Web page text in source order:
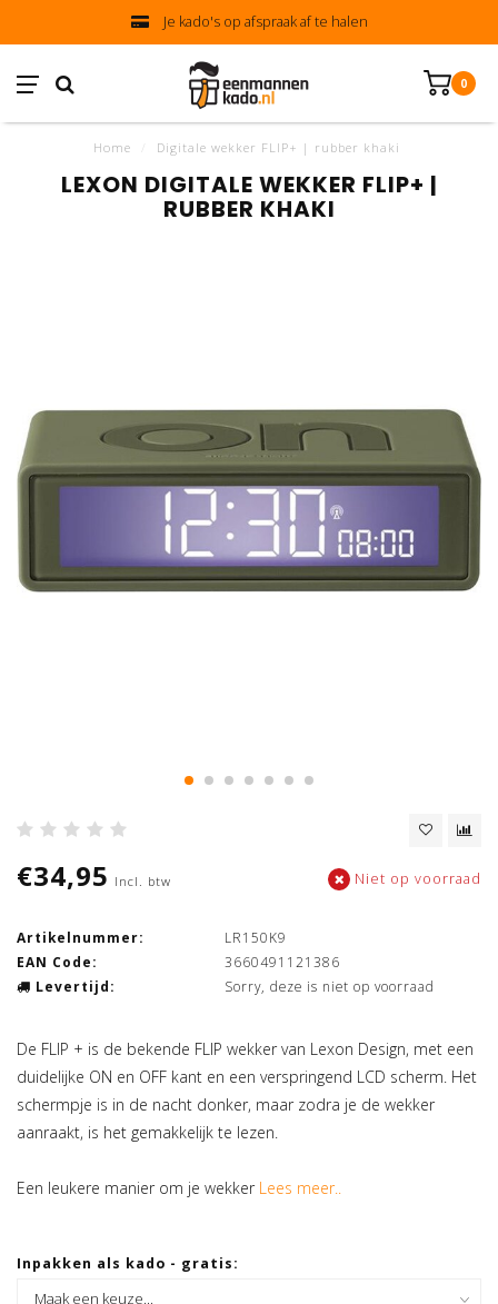
Je kado's op afspraak af te halen
0
Home Digitale wekker FLIP+ | rubber khaki
LEXON DIGITALE WEKKER FLIP+ |
RUBBER KHAKI
€34,95 Incl. btw Niet op voorraad
Artikelnummer:
LR150K9
EAN Code:
3660491121386
Levertijd:
Sorry, deze is niet op voorraad
De FLIP + is de bekende FLIP wekker van Lexon Design, met een
duidelijke ON en OFF kant en een verspringend LCD scherm. Het
schermpje is in de nacht donker, maar zodra je de wekker
aanraakt, is het gemakkelijk te lezen.
Een leukere manier om je wekker Lees meer..
Inpakken als kado - gratis: